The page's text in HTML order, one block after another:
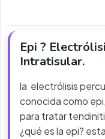
Epi ?
Intratisular.
la electrólisis
conocida como
para tratar
¿qué es la epi?